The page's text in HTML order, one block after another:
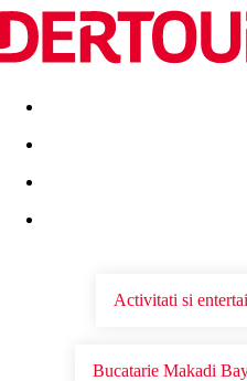
Destinatii Vacanta perfecta
Activitati si
Bucatarie Makadi